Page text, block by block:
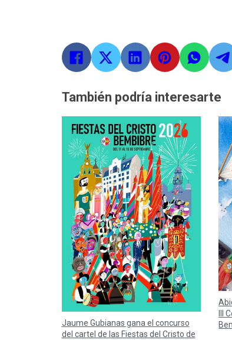
También podría interesarte
Jaume Gubianas gana el concurso
del cartel de las Fiestas del Cristo de
III